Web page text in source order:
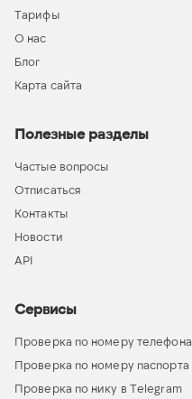
Тарифы
О нас
Блог
Карта сайта
Полезные разделы
Частые вопросы
Отписаться
Контакты
Новости
API
Сервисы
Проверка по номеру телефона
Проверка по номеру паспорта
Проверка по нику в Telegram